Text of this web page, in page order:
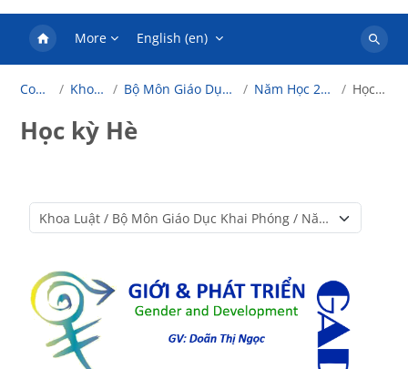
More English ‎(en)‎
Search
Courses Khoa Luật Bộ Môn Giáo Dục Khai Phóng Năm Học 2023 - 2024 Học kỳ Hè
Học kỳ Hè
Course categories